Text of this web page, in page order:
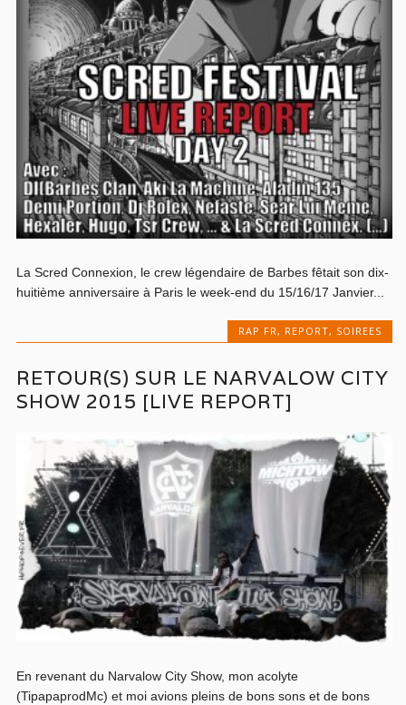
La Scred Connexion, le crew légendaire de Barbes fêtait son dix-
huitième anniversaire à Paris le week-end du 15/16/17 Janvier...
RAP FR , REPORT, SOIREES
RETOUR(S) SUR LE NARVALOW CITY
SHOW 2015 [LIVE REPORT]
En revenant du Narvalow City Show, mon acolyte
(TipapaprodMc) et moi avions pleins de bons sons et de bons